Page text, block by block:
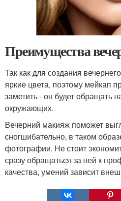
Преимущества
Так как для создания
яркие цвета, поэтому мейкап
заметить - он будет обращать
окружающих.
Вечерний макияж поможет
сногшибательно, в таком
фотографии. Не стоит
сразу обращаться за ней к
качества, умений зависит